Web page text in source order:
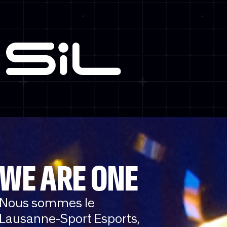
ARE ONE
sommes le
Sport Esports,